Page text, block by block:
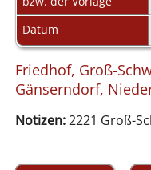
Datum
Friedhof, Groß-
Gänserndorf,
Notizen:2221 Groß-